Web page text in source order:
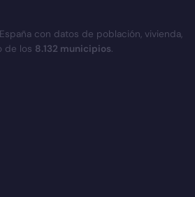
con datos de población, vivienda,
de los 8.132 municipios.